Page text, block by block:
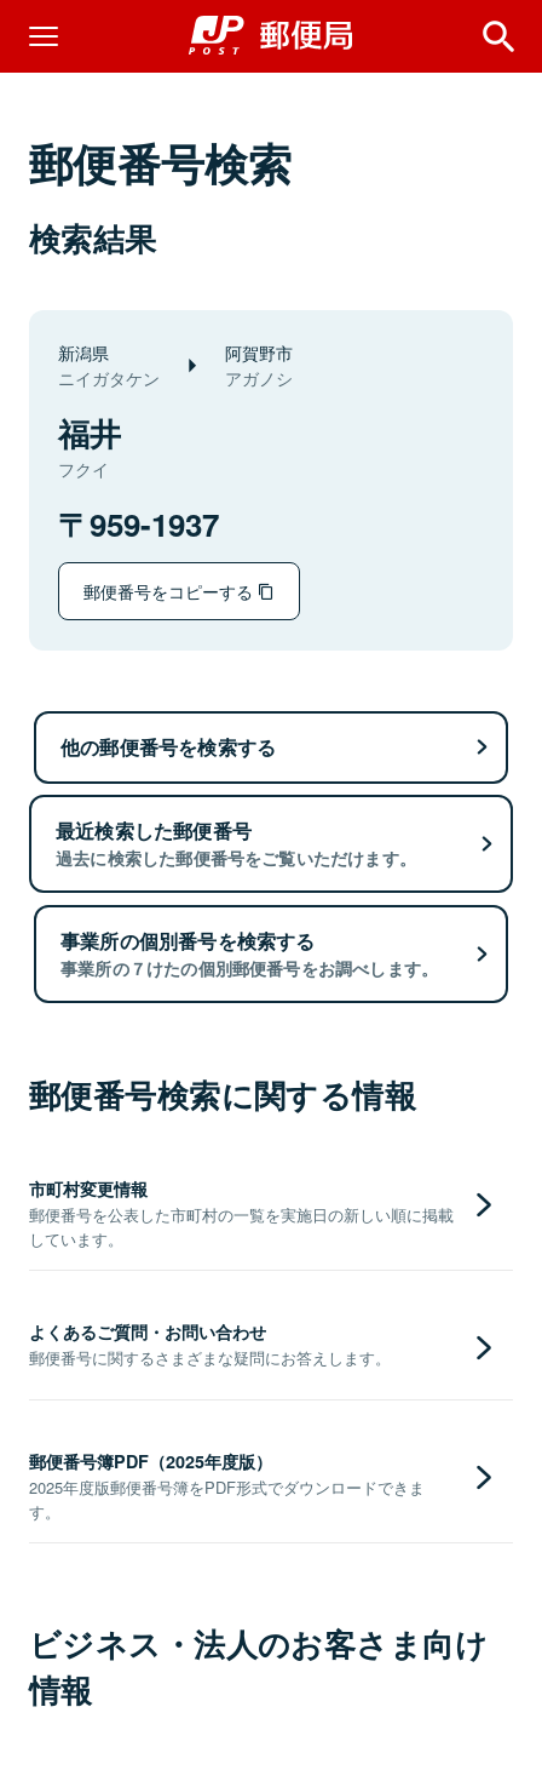
郵便番号検索
検索結果
新潟県
ニイガタケン
阿賀野市
アガノシ
福井
フクイ
959-1937
郵便番号をコピーする
他の郵便番号を検索する
最近検索した郵便番号
過去に検索した郵便番号をご覧いただけます。
事業所の個別番号を検索する
事業所の７けたの個別郵便番号をお調べします。
郵便番号検索に関する情報
市町村変更情報
郵便番号を公表した市町村の一覧を実施日の新しい順に掲載
しています。
よくあるご質問・お問い合わせ
郵便番号に関するさまざまな疑問にお答えします。
郵便番号簿PDF（2025年度版）
2025年度版郵便番号簿をPDF形式でダウンロードできま
す。
ビジネス・法人のお客さま向け
情報